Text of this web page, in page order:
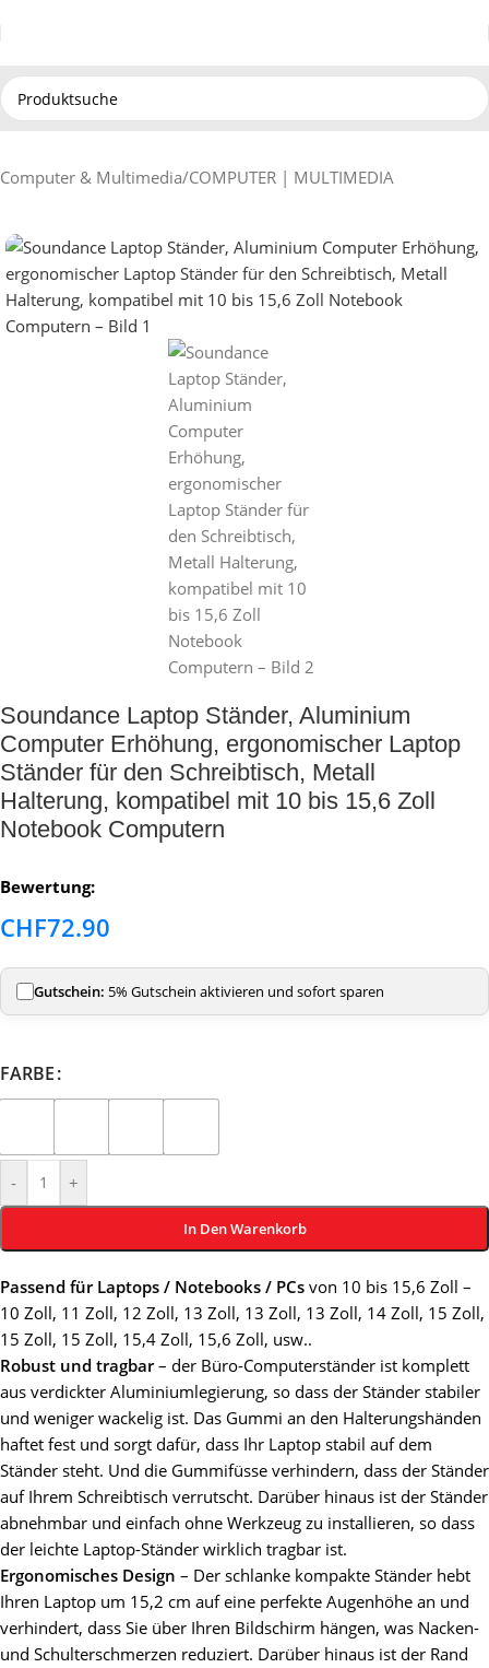
Computer & Multimedia/COMPUTER | MULTIMEDIA
Soundance Laptop Ständer, Aluminium
Computer Erhöhung, ergonomischer Laptop
Ständer für den Schreibtisch, Metall
Halterung, kompatibel mit 10 bis 15,6 Zoll
Notebook Computern
Bewertung:
CHF72.90
Gutschein: 5% Gutschein aktivieren und sofort sparen
FARBE
- +
In Den Warenkorb
Passend für Laptops / Notebooks / PCs von 10 bis 15,6 Zoll –
10 Zoll, 11 Zoll, 12 Zoll, 13 Zoll, 13 Zoll, 13 Zoll, 14 Zoll, 15 Zoll,
15 Zoll, 15 Zoll, 15,4 Zoll, 15,6 Zoll, usw..
Robust und tragbar– der Büro-Computerständer ist komplett
aus verdickter Aluminiumlegierung, so dass der Ständer stabiler
und weniger wackelig ist. Das Gummi an den Halterungshänden
haftet fest und sorgt dafür, dass Ihr Laptop stabil auf dem
Ständer steht. Und die Gummifüsse verhindern, dass der Ständer
auf Ihrem Schreibtisch verrutscht. Darüber hinaus ist der Ständer
abnehmbar und einfach ohne Werkzeug zu installieren, so dass
der leichte Laptop-Ständer wirklich tragbar ist.
Ergonomisches Design – Der schlanke kompakte Ständer hebt
Ihren Laptop um 15,2 cm auf eine perfekte Augenhöhe an und
verhindert, dass Sie über Ihren Bildschirm hängen, was Nacken-
und Schulterschmerzen reduziert. Darüber hinaus ist der Rand